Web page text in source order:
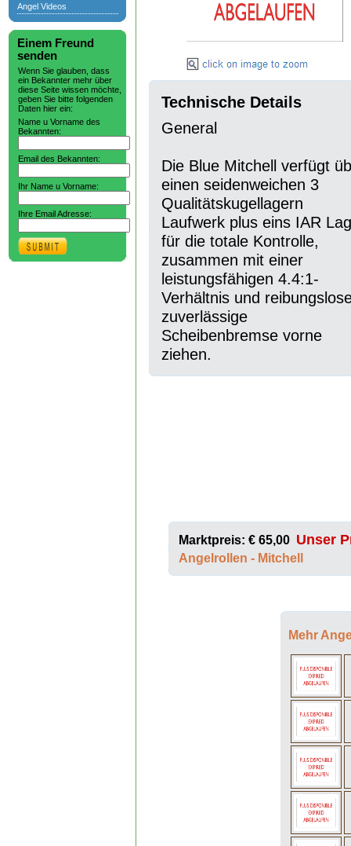
Angel Videos
Einem Freund
senden
Wenn Sie glauben, dass
ein Bekannter mehr über
diese Seite wissen möchte,
geben Sie bitte folgenden
Daten hier ein:
Name u Vorname des
Bekannten:
Email des Bekannten:
Ihr Name u Vorname:
Ihre Email Adresse:
Technische Details
General
Die Blue Mitchell verfügt
einen seidenweichen 3
Qualitätskugellagern
Laufwerk plus eins IAR
für die totale Kontrolle,
zusammen mit einer
leistungsfähigen 4.4:1-
Verhältnis und
zuverlässige
Scheibenbremse vorne
ziehen.
Marktpreis: € 65,00 Unser
Angelrollen - Mitchell
Mehr